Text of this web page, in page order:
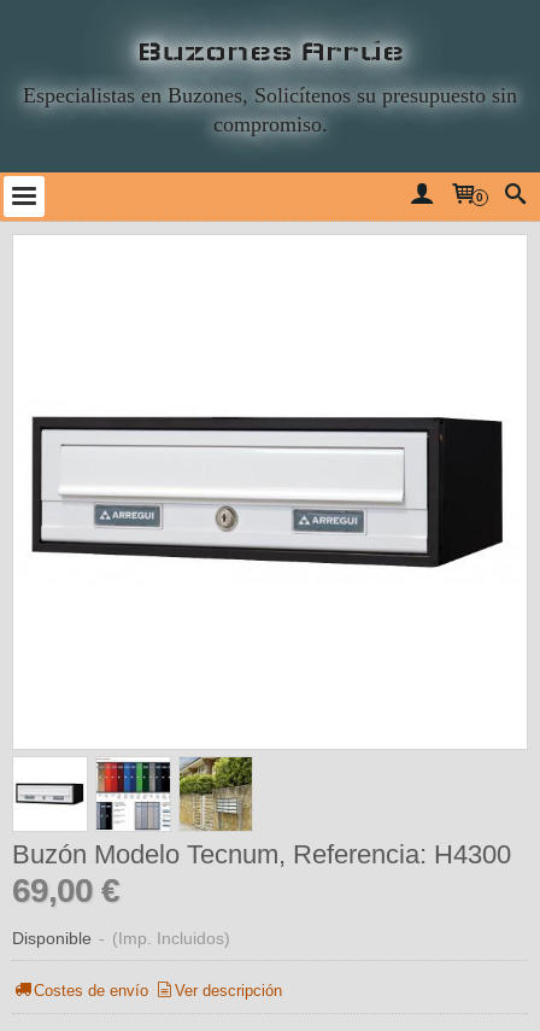
Buzones Arrúe
Especialistas en Buzones, Solicítenos su presupuesto sin
compromiso.
0
Buzón Modelo Tecnum, Referencia: H4300
69,00 €
Disponible - (Imp. Incluidos)
Costes de envío Ver descripción